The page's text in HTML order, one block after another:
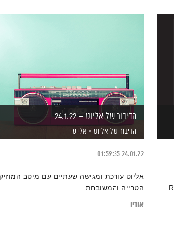
הדיבור של אליוט – 24.1.22
הדיבור של אליוט אליוט
24.01.22
01:59:35
אליוט עורכת ומגישה שעתיים עם מיטב
הטרייה והמשובחת
אודיו